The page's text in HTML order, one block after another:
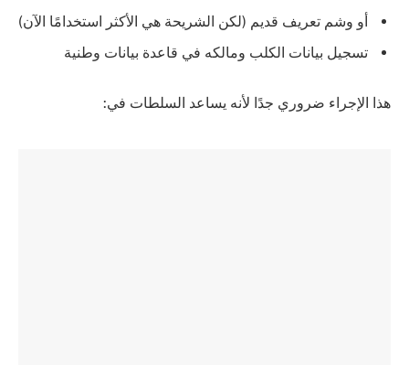
أو وشم تعريف قديم (لكن الشريحة هي الأكثر استخدامًا الآن)
تسجيل بيانات الكلب ومالكه في قاعدة بيانات وطنية
هذا الإجراء ضروري جدًا لأنه يساعد السلطات في: